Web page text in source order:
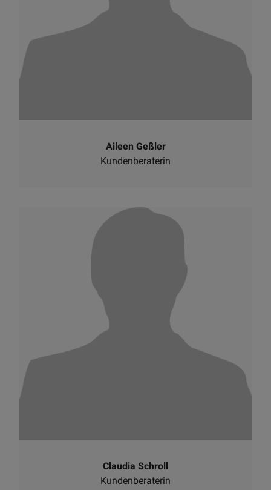
Aileen Geßler
Kundenberaterin
Claudia Schroll
Kundenberaterin